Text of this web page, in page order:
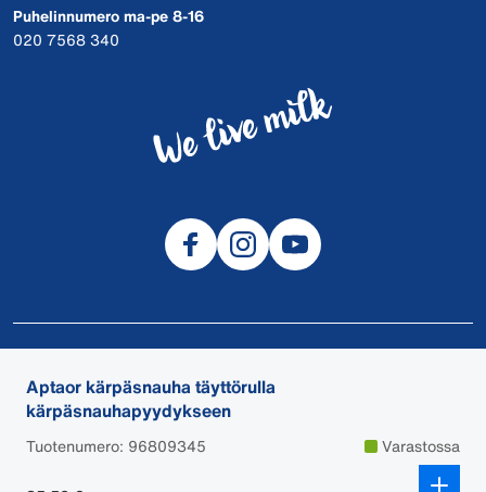
Aptaor kärpäsnauha täyttörulla
kärpäsnauhapyydykseen
Tuotenumero: 96809345 Varastossa
Puhelinnumero ma-pe 8-16
020 7568 340
Tietosuojalauseke
Evästeet
Tilaus-, maksu- ja toimitusehdot